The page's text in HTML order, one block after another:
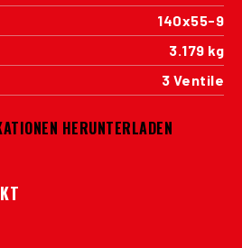
140x55-9
3.179 kg
3 Ventile
HERUNTERLADEN